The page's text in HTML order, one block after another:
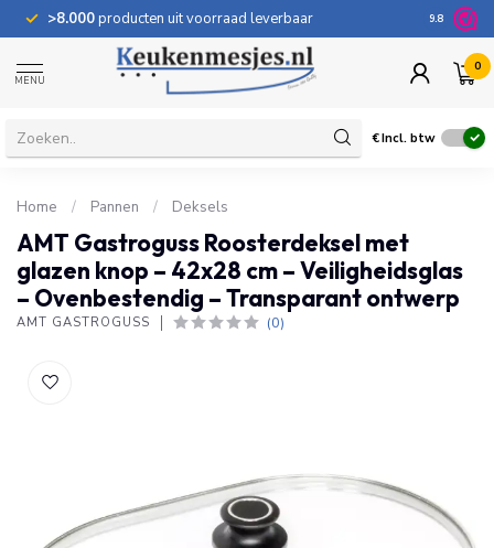
>8.000producten uit voorraad leverbaar 100
9.8
MENU
0
€Incl. btw
Home / Pannen / Deksels
AMT Gastroguss Roosterdeksel met
glazen knop – 42x28 cm – Veiligheidsglas
– Ovenbestendig – Transparant ontwerp
AMT GASTROGUSS (0)